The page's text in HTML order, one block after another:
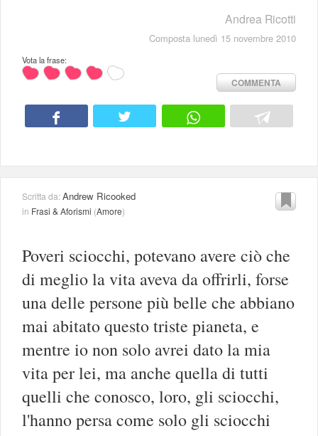
Andrea Ricotti
Composta lunedì 15 novembre 2010
Vota la frase:
COMMENTA
Scritta da:Andrew Ricooked
in Frasi & Aforismi (Amore)
Poveri sciocchi, potevano avere ciò che
di meglio la vita aveva da offrirli, forse
una delle persone più belle che abbiano
mai abitato questo triste pianeta, e
mentre io non solo avrei dato la mia
vita per lei, ma anche quella di tutti
quelli che conosco, loro, gli sciocchi,
l'hanno persa come solo gli sciocchi